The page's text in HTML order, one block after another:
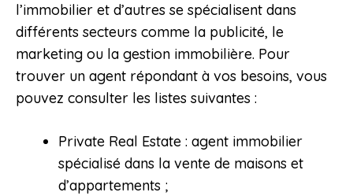
l’immobilier et d’autres se spécialisent dans
différents secteurs comme la publicité, le
marketing ou la gestion immobilière. Pour
trouver un agent répondant à vos besoins, vous
pouvez consulter les listes suivantes :
Private Real Estate : agent immobilier
spécialisé dans la vente de maisons et
d’appartements ;